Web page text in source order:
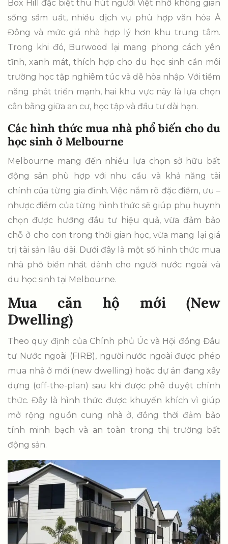
Box Hill đặc biệt thu hút người Việt nhờ không gian
sống sầm uất, nhiều dịch vụ phù hợp văn hóa Á
Đông và mức giá nhà hợp lý hơn khu trung tâm.
Trong khi đó, Burwood lại mang phong cách yên
tĩnh, xanh mát, thích hợp cho du học sinh cần môi
trường học tập nghiêm túc và dễ hòa nhập. Với tiềm
năng phát triển mạnh, hai khu vực này là lựa chọn
cân bằng giữa an cư, học tập và đầu tư dài hạn.
Các hình thức mua nhà phổ biến cho du
học sinh ở Melbourne
Melbourne mang đến nhiều lựa chọn sở hữu bất
động sản phù hợp với nhu cầu và khả năng tài
chính của từng gia đình. Việc nắm rõ đặc điểm, ưu –
nhược điểm của từng hình thức sẽ giúp phụ huynh
chọn được hướng đầu tư hiệu quả, vừa đảm bảo
chỗ ở cho con trong thời gian học, vừa mang lại giá
trị tài sản lâu dài. Dưới đây là một số hình thức mua
nhà phổ biến nhất dành cho người nước ngoài và
du học sinh tại Melbourne.
Mua căn hộ mới (New
Dwelling)
Theo quy định của Chính phủ Úc và Hội đồng Đầu
tư Nước ngoài (FIRB), người nước ngoài được phép
mua nhà ở mới (new dwelling) hoặc dự án đang xây
dựng (off-the-plan) sau khi được phê duyệt chính
thức. Đây là hình thức được khuyến khích vì giúp
mở rộng nguồn cung nhà ở, đồng thời đảm bảo
tính minh bạch và an toàn trong thị trường bất
động sản.